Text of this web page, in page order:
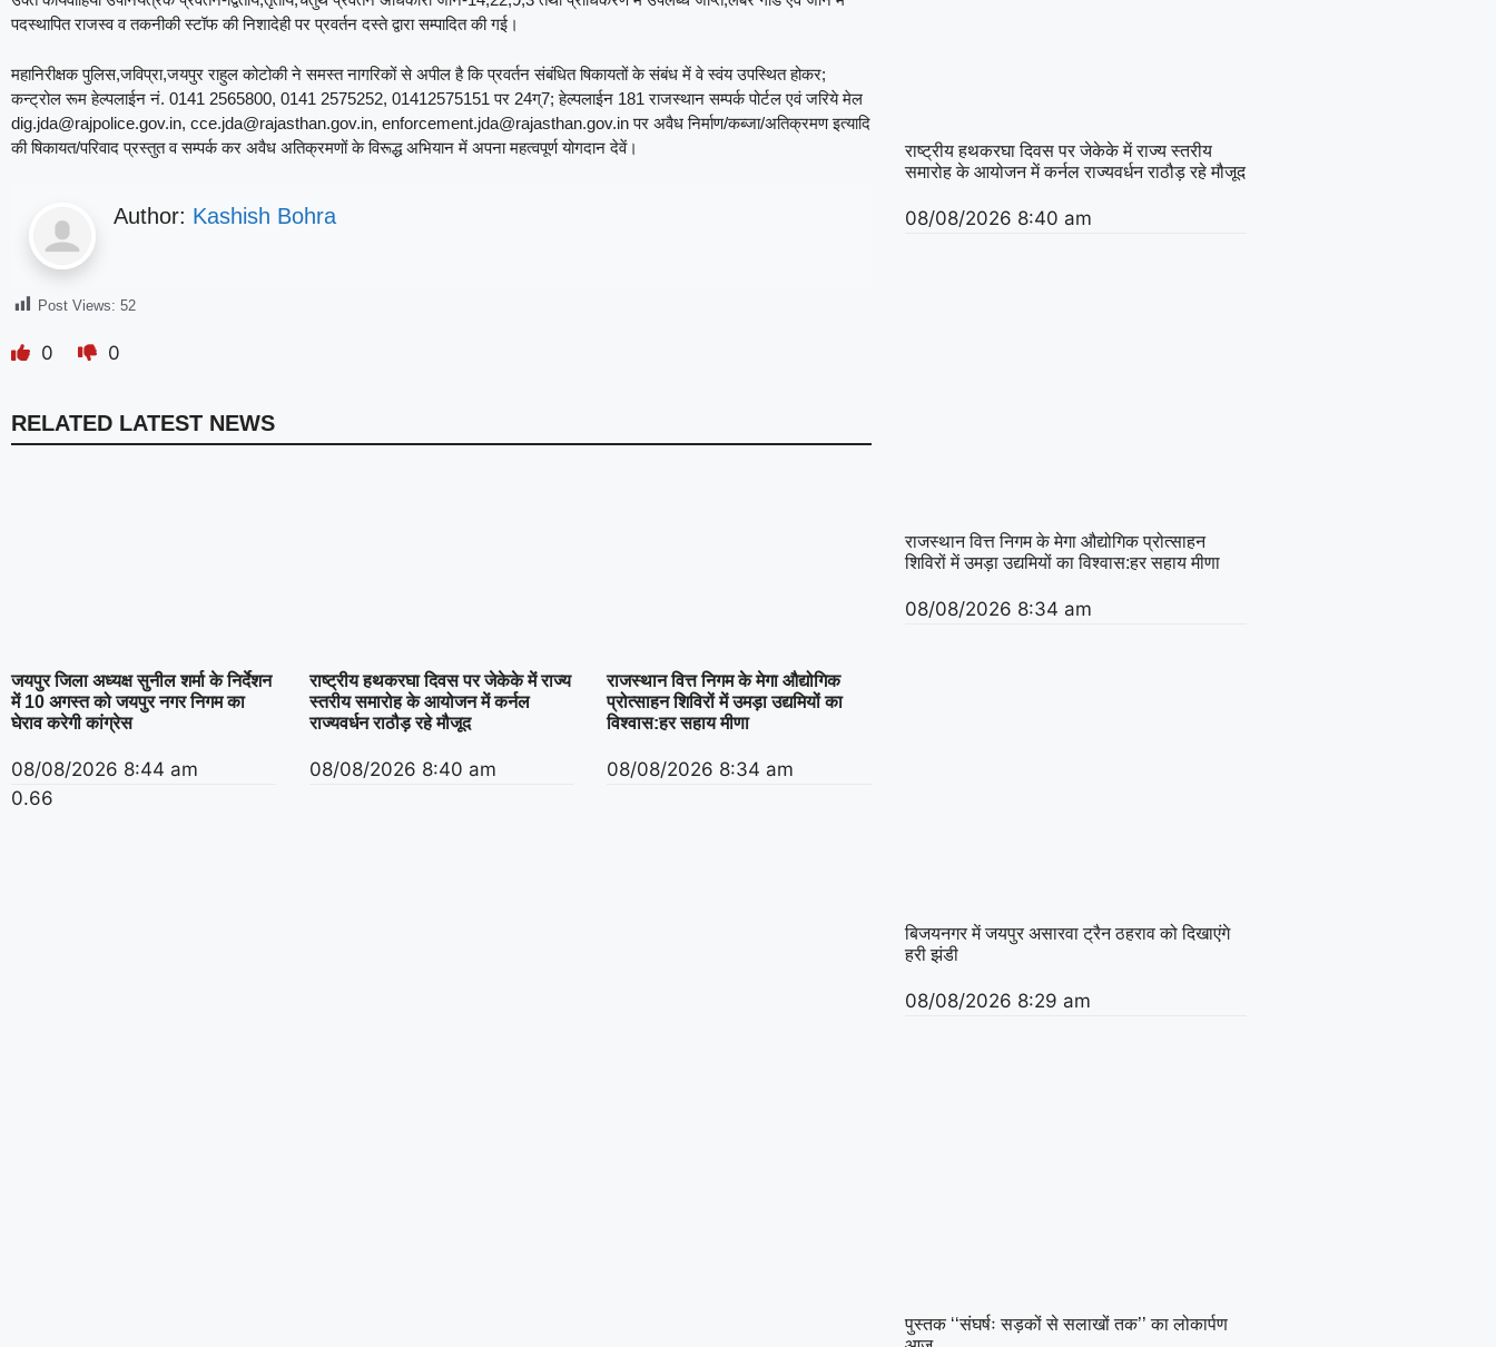
पदस्थापित राजस्व व तकनीकी स्टॉफ की निशादेही पर प्रवर्तन दस्ते द्वारा सम्पादित की गई।
महानिरीक्षक पुलिस,जविप्रा,जयपुर राहुल कोटोकी ने समस्त नागरिकों से अपील है कि प्रवर्तन संबंधित षिकायतों के संबंध में वे स्वंय उपस्थित होकर;
कन्ट्रोल रूम हेल्पलाईन नं. 0141 2565800, 0141 2575252, 01412575151 पर 24ग्7; हेल्पलाईन 181 राजस्थान सम्पर्क पोर्टल एवं जरिये मेल
dig.jda@rajpolice.gov.in, cce.jda@rajasthan.gov.in, enforcement.jda@rajasthan.gov.in पर अवैध निर्माण/कब्जा/अतिक्रमण इत्यादि
की षिकायत/परिवाद प्रस्तुत व सम्पर्क कर अवैध अतिक्रमणों के विरूद्ध अभियान में अपना महत्वपूर्ण योगदान देवें।
Author: Kashish Bohra
Post Views: 52
0 0
RELATED LATEST NEWS
जयपुर जिला अध्यक्ष सुनील शर्मा के निर्देशन
में 10 अगस्त को जयपुर नगर निगम का
घेराव करेगी कांग्रेस
08/08/2026 8:44 am
राष्ट्रीय हथकरघा दिवस पर जेकेके में राज्य
स्तरीय समारोह के आयोजन में कर्नल
राज्यवर्धन राठौड़ रहे मौजूद
08/08/2026 8:40 am
राजस्थान वित्त निगम के मेगा औद्योगिक
प्रोत्साहन शिविरों में उमड़ा उद्यमियों का
विश्वास:हर सहाय मीणा
08/08/2026 8:34 am
राष्ट्रीय हथकरघा दिवस पर जेकेके में राज्य स्तरीय
समारोह के आयोजन में कर्नल राज्यवर्धन राठौड़ रहे मौजूद
08/08/2026 8:40 am
राजस्थान वित्त निगम के मेगा औद्योगिक प्रोत्साहन
शिविरों में उमड़ा उद्यमियों का विश्वास:हर सहाय मीणा
08/08/2026 8:34 am
बिजयनगर में जयपुर असारवा ट्रैन ठहराव को दिखाएंगे
हरी झंडी
08/08/2026 8:29 am
पुस्तक ‘‘संघर्षः सड़कों से सलाखों तक’’ का लोकार्पण